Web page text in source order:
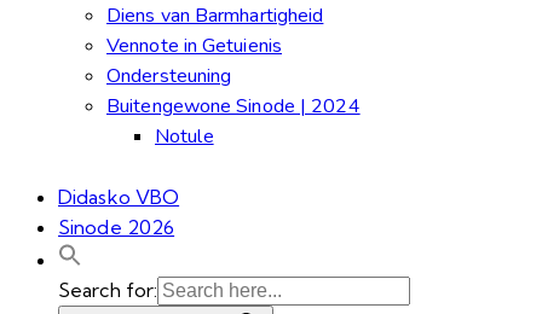
Diens van Barmhartigheid
Vennote in Getuienis
Ondersteuning
Buitengewone Sinode | 2024
Notule
Didasko VBO
Sinode 2026
Search for: